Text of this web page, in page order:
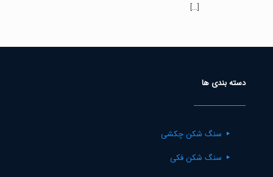
Rated
[…]
دسته بندی ها
سنگ شکن چکشی
سنگ شکن فکی